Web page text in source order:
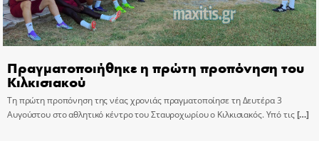
Πραγματοποιήθηκε η πρώτη προπόνηση του
Κιλκισιακού
Τη πρώτη προπόνηση της νέας χρονιάς πραγματοποίησε τη Δευτέρα 3
Αυγούστου στο αθλητικό κέντρο του Σταυροχωρίου ο Κιλκισιακός. Υπό τις[…]